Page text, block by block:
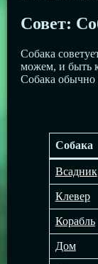
Совет:
Собака
можем, и быть
Собака обычно
Собака
Всадник
Клевер
Корабль
Дом